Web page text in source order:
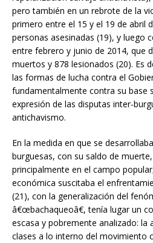
pero también en un rebrote de la
primero entre el 15 y el 19 de abril
personas asesinadas (19), y luego
entre febrero y junio de 2014, que
muertos y 878 lesionados (20). Es
las formas de lucha contra el
fundamentalmente contra su base
expresión de las disputas inter-
antichavismo.
En la medida en que se
burguesas, con su saldo de
principalmente en el campo
económica suscitaba el
(21), con la generalización del
â€œbachaqueoâ€, tenía lugar un
escasa y pobremente analizado: la
clases a lo interno del movimiento